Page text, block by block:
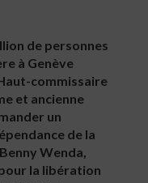
de personnes
à Genève
commissaire
et ancienne
un
de la
Wenda,
la libération